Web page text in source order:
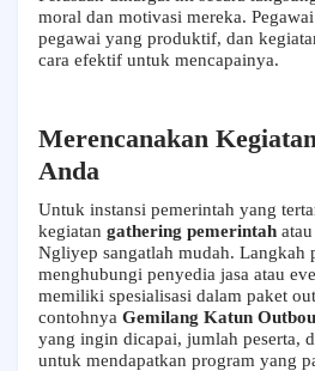
moral dan motivasi mereka.
pegawai yang produktif, dan
cara efektif untuk mencapainya.
Merencanakan
Anda
Untuk instansi pemerintah yang
kegiatan gathering pemerintah
Ngliyep sangatlah mudah. Langkah
menghubungi penyedia jasa atau
memiliki spesialisasi dalam paket
contohnya Gemilang Katun
yang ingin dicapai, jumlah peserta,
untuk mendapatkan program yang